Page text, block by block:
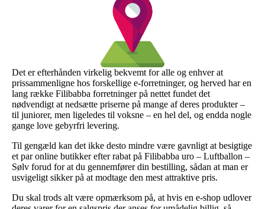
Det er efterhånden virkelig bekvemt for alle og enhver at
prissammenligne hos forskellige e-forretninger, og herved har en
lang række Filibabba forretninger på nettet fundet det
nødvendigt at nedsætte priserne på mange af deres produkter –
til juniorer, men ligeledes til voksne – en hel del, og endda nogle
gange love gebyrfri levering.
Til gengæld kan det ikke desto mindre være gavnligt at besigtige
et par online butikker efter rabat på Filibabba uro – Luftballon –
Sølv forud for at du gennemfører din bestilling, sådan at man er
usvigeligt sikker på at modtage den mest attraktive pris.
Du skal trods alt være opmærksom på, at hvis en e-shop udlover